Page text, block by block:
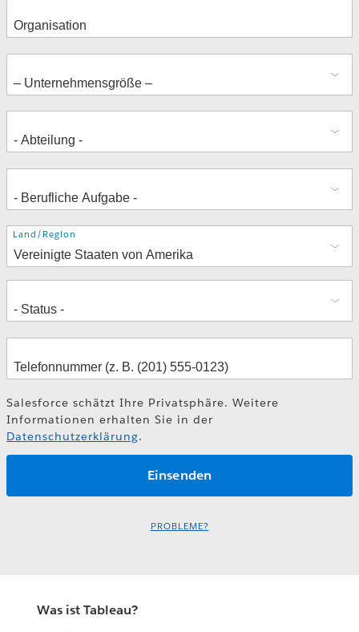
Adresse
Land/Region
Salesforce schätzt Ihre Privatsphäre. Weitere
Informationen erhalten Sie in der
Datenschutzerklärung.
PROBLEME?
Was ist Tableau?